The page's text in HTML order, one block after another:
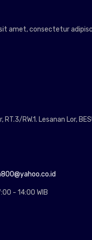
amet, consectetur
RW.1. Lesanan Lor,
- 14:00 WIB